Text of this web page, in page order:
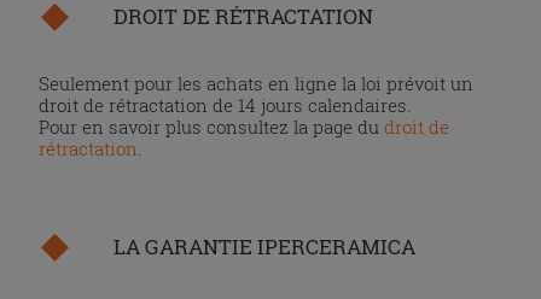
DROIT DE RÉTRACTATION
Seulement pour les achats en ligne la loi prévoit un
droit de rétractation de 14 jours calendaires.
Pour en savoir plus consultez la page dudroit de
rétractation
LA GARANTIE IPERCERAMICA